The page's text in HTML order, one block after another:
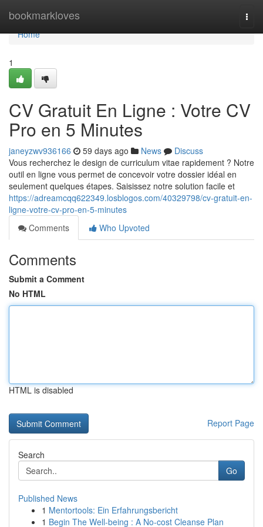
bookmarkloves
Home
Home
1
CV Gratuit En Ligne : Votre CV
Pro en 5 Minutes
janeyzwv936166 59 days ago News
Discuss
Vous recherchez le design de curriculum vitae rapidement ? Notre
outil en ligne vous permet de concevoir votre dossier idéal en
seulement quelques étapes. Saisissez notre solution facile et
https://adreamcqq622349.losblogos.com/40329798/cv-gratuit-en-
ligne-votre-cv-pro-en-5-minutes
Comments
Who Upvoted
Comments
Submit a Comment
No HTML
HTML is disabled
Report Page
Search
Go
Published News
1 Mentortools: Ein Erfahrungsbericht
1 Begin The Well-being : A No-cost Cleanse Plan